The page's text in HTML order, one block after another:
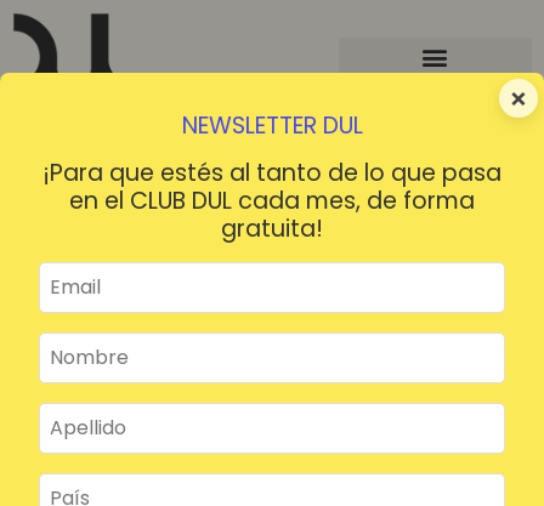
×
NEWSLETTER DUL
¡Para que estés al tanto de lo que pasa
en el CLUB DUL cada mes, de forma
gratuita!
¡HOLA!